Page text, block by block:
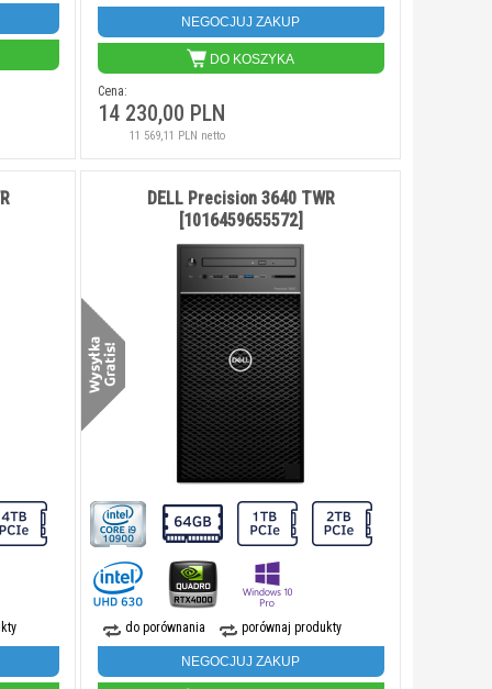
NEGOCJUJ ZAKUP
DO KOSZYKA
Cena:
14 230,00 PLN
11 569,11 PLN netto
do porównania porównaj produkty
NEGOCJUJ ZAKUP
DELL Precision 3640 TWR
[1016459655572]